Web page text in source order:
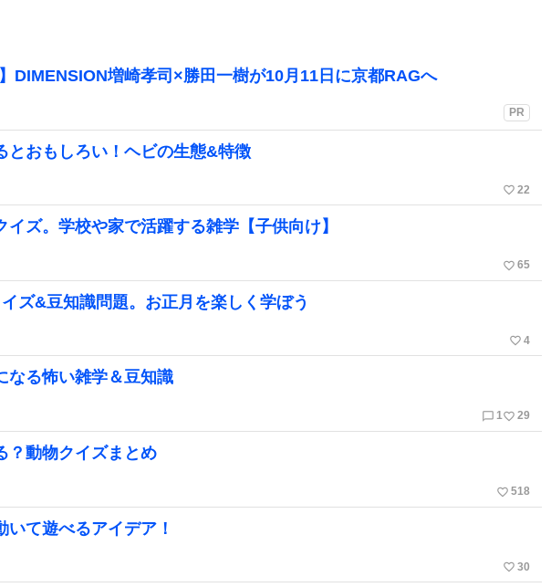
DIMENSION増崎孝司×勝田一樹が10月11日に京都RAGへ
PR
とおもしろい！ヘビの生態&特徴
favorite_border 22
ズ。学校や家で活躍する雑学【子供向け】
favorite_border 65
ズ&豆知識問題。お正月を楽しく学ぼう
favorite_border 4
なる怖い雑学＆豆知識
chat_bubble_outline 1favorite_border 29
？動物クイズまとめ
favorite_border 518
て遊べるアイデア！
favorite_border 30